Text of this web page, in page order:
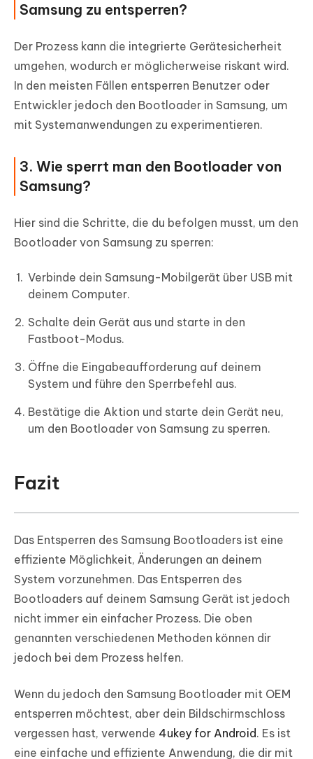
Samsung zu entsperren?
Der Prozess kann die integrierte Gerätesicherheit
umgehen, wodurch er möglicherweise riskant wird.
In den meisten Fällen entsperren Benutzer oder
Entwickler jedoch den Bootloader in Samsung, um
mit Systemanwendungen zu experimentieren.
3. Wie sperrt man den Bootloader von
Samsung?
Hier sind die Schritte, die du befolgen musst, um den
Bootloader von Samsung zu sperren:
Verbinde dein Samsung-Mobilgerät über USB mit
deinem Computer.
Schalte dein Gerät aus und starte in den
Fastboot-Modus.
Öffne die Eingabeaufforderung auf deinem
System und führe den Sperrbefehl aus.
Bestätige die Aktion und starte dein Gerät neu,
um den Bootloader von Samsung zu sperren.
Fazit
Das Entsperren des Samsung Bootloaders ist eine
effiziente Möglichkeit, Änderungen an deinem
System vorzunehmen. Das Entsperren des
Bootloaders auf deinem Samsung Gerät ist jedoch
nicht immer ein einfacher Prozess. Die oben
genannten verschiedenen Methoden können dir
jedoch bei dem Prozess helfen.
Wenn du jedoch den Samsung Bootloader mit OEM
entsperren möchtest, aber dein Bildschirmschloss
vergessen hast, verwende 4ukey for Android. Es ist
eine einfache und effiziente Anwendung, die dir mit